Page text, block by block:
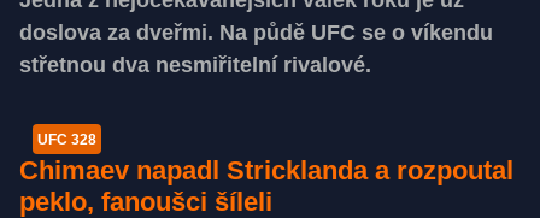
doslova za dveřmi. Na půdě UFC se o víkendu
střetnou dva nesmiřitelní rivalové.
UFC 328
Chimaev napadl Stricklanda a rozpoutal
peklo, fanoušci šíleli